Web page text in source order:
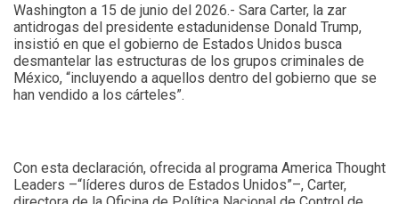
Washington a 15 de junio del 2026.- Sara Carter, la zar
antidrogas del presidente estadunidense Donald Trump,
insistió en que el gobierno de Estados Unidos busca
desmantelar las estructuras de los grupos criminales de
México, “incluyendo a aquellos dentro del gobierno que se
han vendido a los cárteles”.
Con esta declaración, ofrecida al programa America Thought
Leaders –“líderes duros de Estados Unidos”–, Carter,